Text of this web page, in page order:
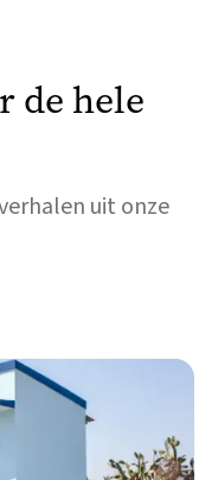
de hele
uit onze